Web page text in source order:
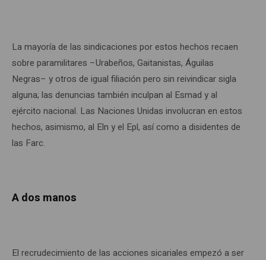
La mayoría de las sindicaciones por estos hechos recaen
sobre paramilitares –Urabeños, Gaitanistas, Águilas
Negras– y otros de igual filiación pero sin reivindicar sigla
alguna; las denuncias también inculpan al Esmad y al
ejército nacional. Las Naciones Unidas involucran en estos
hechos, asimismo, al Eln y el Epl, así como a disidentes de
las Farc.
A dos manos
El recrudecimiento de las acciones sicariales empezó a ser